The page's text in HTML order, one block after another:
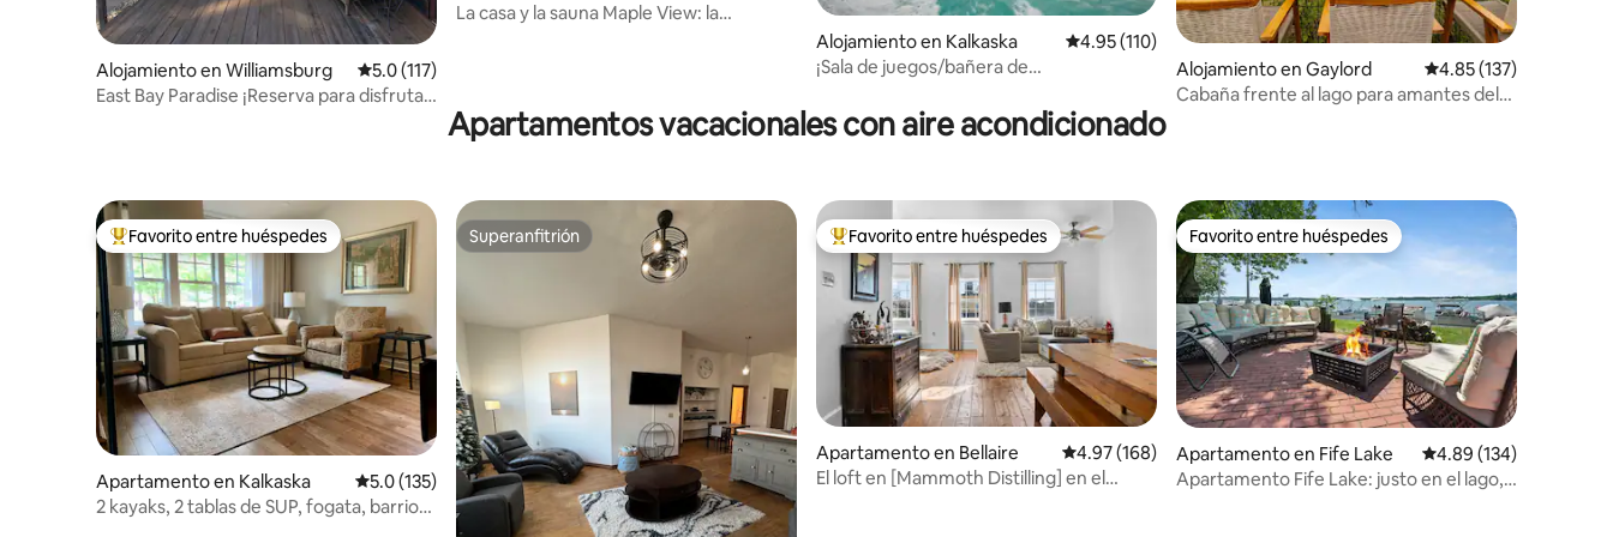
Alojamiento en Williamsburg Calificación promedio: 5.0 de 5, 117 reseñas
5.0 (117)
East Bay Paradise ¡Reserva para disfrutar
e
La casa y la sauna Maple View: la
Alojamiento en Kalkaska Calificación promedio: 4.95 de 5, 110 reseñas
4.95 (110)
¡Sala de juegos/bañera de
Alojamiento en Gaylord Calificación promedio:
4.85 (137)
Cabaña frente al lago para amantes del
Apartamentos vacacionales con aire acondicionado
Favorito entre huéspedes preferido
Favorito entre huéspedes
Apartamento en Kalkaska Calificación promedio: 5.0 de 5, 135 reseñas
5.0 (135)
2 kayaks, 2 tablas de SUP, fogata, barrio
Superanfitrión
Superanfitrión Favorito entre huéspedes preferido
Favorito entre huéspedes
Apartamento en Bellaire Calificación promedio: 4.97 de 5, 168 reseñas
4.97 (168)
El loft en [Mammoth Distilling] en el
Favorito entre huéspedes
Favorito entre huéspedes
Apartamento en Fife Lake Calificación promedio:
4.89 (134)
Apartamento Fife Lake: justo en el lago,